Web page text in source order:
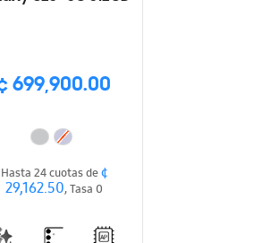
699,900.00
Hasta 24 cuotas de¢
29,162.50, Tasa 0